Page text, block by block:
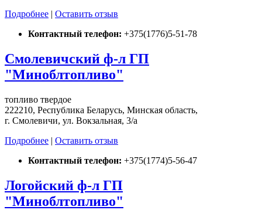
Подробнее | Оставить отзыв
Контактный телефон: +375(1776)5-51-78
Смолевичский ф-л ГП
"Миноблтопливо"
топливо твердое
222210, Республика Беларусь, Минская область,
г. Смолевичи, ул. Вокзальная, 3/а
Подробнее | Оставить отзыв
Контактный телефон: +375(1774)5-56-47
Логойский ф-л ГП
"Миноблтопливо"